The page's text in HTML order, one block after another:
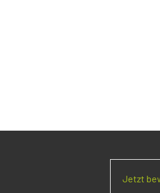
Jetzt